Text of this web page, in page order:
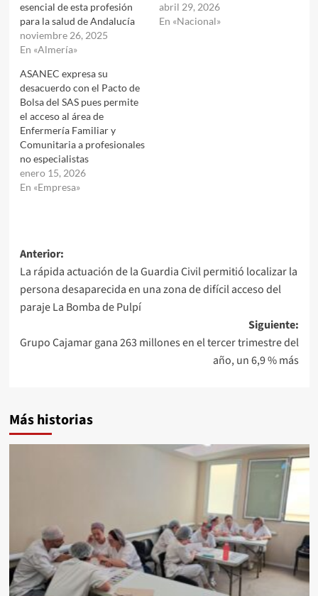
esencial de esta profesión
para la salud de Andalucía
noviembre 26, 2025
En «Almería»
abril 29, 2026
En «Nacional»
ASANEC expresa su
desacuerdo con el Pacto de
Bolsa del SAS pues permite
el acceso al área de
Enfermería Familiar y
Comunitaria a profesionales
no especialistas
enero 15, 2026
En «Empresa»
Navegación
de
entradas
Anterior:
La rápida actuación de la Guardia Civil permitió localizar la
persona desaparecida en una zona de difícil acceso del
paraje La Bomba de Pulpí
Siguiente:
Grupo Cajamar gana 263 millones en el tercer trimestre del
año, un 6,9 % más
Más historias